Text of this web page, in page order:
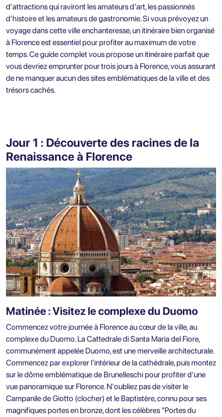
d'attractions qui raviront les amateurs d'art, les passionnés
d'histoire et les amateurs de gastronomie. Si vous prévoyez un
voyage dans cette ville enchanteresse, un itinéraire bien organisé
à Florence est essentiel pour profiter au maximum de votre
temps. Ce guide complet vous propose un itinéraire parfait que
vous devriez emprunter pour trois jours à Florence, vous assurant
de ne manquer aucun des sites emblématiques de la ville et des
trésors cachés.
Jour 1 : Découverte des racines de la
Renaissance à Florence
Matinée : Visitez le complexe du Duomo
Commencez votre journée à Florence au cœur de la ville, au
complexe du Duomo. La Cattedrale di Santa Maria del Fiore,
communément appelée Duomo, est une merveille architecturale.
Commencez par explorer l'intérieur de la cathédrale, puis montez
sur le dôme emblématique de Brunelleschi pour profiter d'une
vue panoramique sur Florence. N'oubliez pas de visiter le
Campanile de Giotto (clocher) et le Baptistère, connu pour ses
magnifiques portes en bronze, dont les célèbres "Portes du